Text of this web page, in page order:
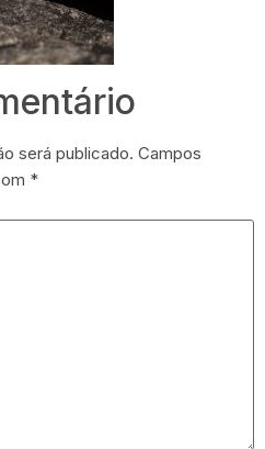
será publicado. Campos
*